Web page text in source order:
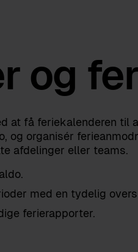
og
at få feriekalenderen til
og organisér
afdelinger eller teams.
med en tydelig
ferierapporter.